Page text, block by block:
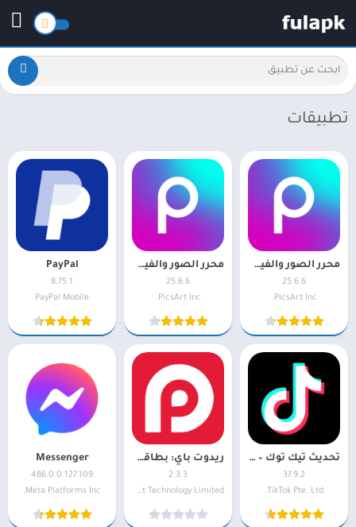
تطبيقات
محرر الصور والفيديو Picsart
25.6.6
PicsArt Inc.
محرر الصور والفيديو Picsart 25.6.6
25.6.6
PicsArt Inc.
PayPal
8.75.1
PayPal Mobile
تحديث تيك توك – TikTok
37.9.2
TikTok Pte. Ltd.
ريدوت باي: بطاقة كريبتو والدفع
2.3.3
Red Dot Technology Limited
Messenger
486.0.0.127.109
Meta Platforms Inc.